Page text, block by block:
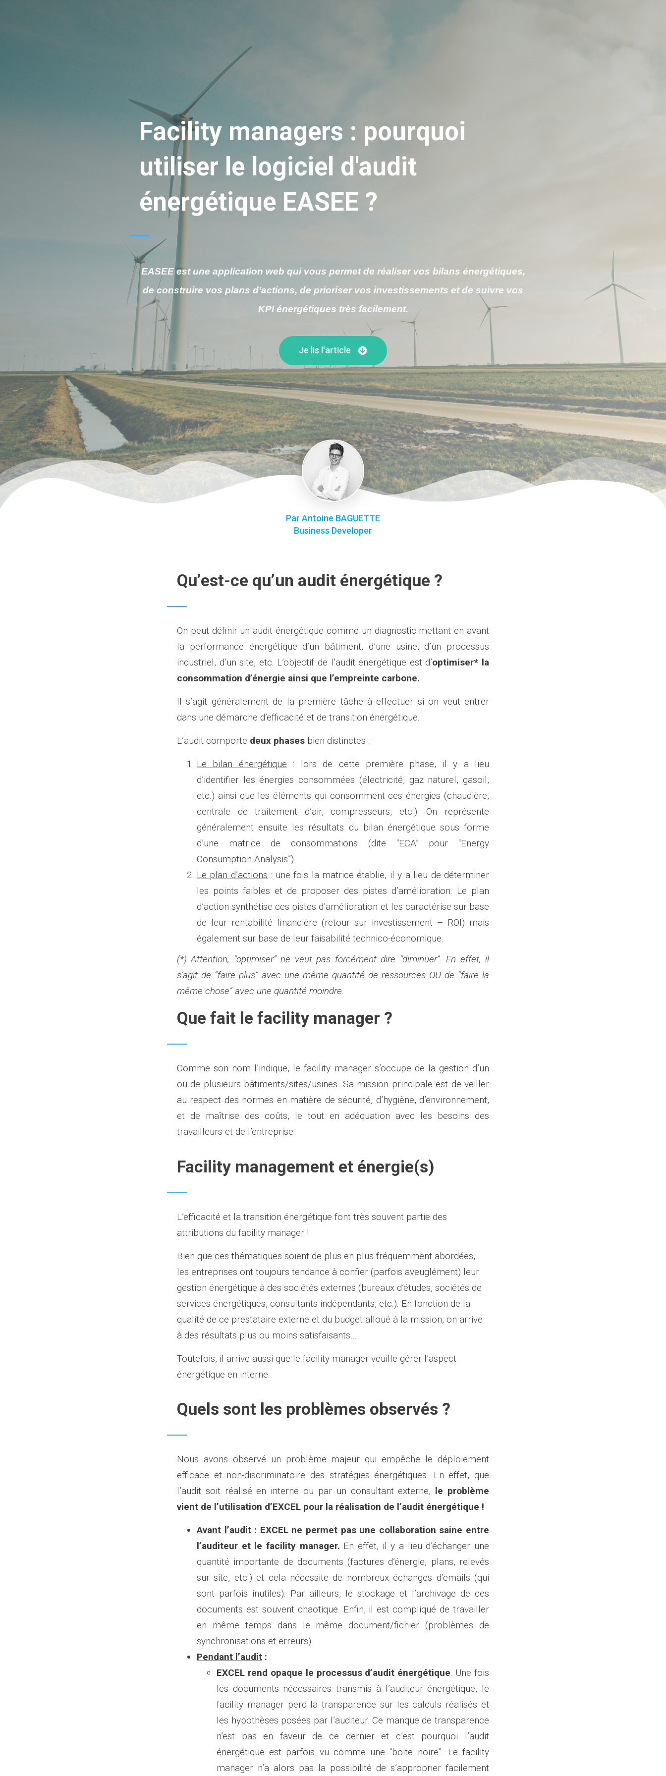
Facility managers : pourquoi
utiliser le logiciel d'audit
énergétique EASEE ?
EASEE est une application web qui vous permet de réaliser vos bilans énergétiques,
de construire vos plans d’actions, de prioriser vos investissements et de suivre vos
KPI énergétiques très facilement.
Je lis l'article
Par Antoine BAGUETTE
Business Developer
Qu’est-ce qu’un audit énergétique ?
On peut définir un audit énergétique comme un diagnostic mettant en avant
la performance énergétique d’un bâtiment, d’une usine, d’un processus
industriel, d’un site, etc. L’objectif de l’audit énergétique est d’optimiser* la
consommation d’énergie ainsi que l’empreinte carbone.
Il s’agit généralement de la première tâche à effectuer si on veut entrer
dans une démarche d’efficacité et de transition énergétique.
L’audit comporte deux phases bien distinctes :
Le bilan énergétique : lors de cette première phase, il y a lieu
d’identifier les énergies consommées (électricité, gaz naturel, gasoil,
etc.) ainsi que les éléments qui consomment ces énergies (chaudière,
centrale de traitement d’air, compresseurs, etc.). On représente
généralement ensuite les résultats du bilan énergétique sous forme
d’une matrice de consommations (dite “ECA” pour “Energy
Consumption Analysis”).
Le plan d’actions : une fois la matrice établie, il y a lieu de déterminer
les points faibles et de proposer des pistes d’amélioration. Le plan
d’action synthétise ces pistes d’amélioration et les caractérise sur base
de leur rentabilité financière (retour sur investissement – ROI) mais
également sur base de leur faisabilité technico-économique.
(*) Attention, “optimiser” ne veut pas forcément dire “diminuer”. En effet, il
s’agit de “faire plus” avec une même quantité de ressources OU de “faire la
même chose” avec une quantité moindre.
Que fait le facility manager ?
Comme son nom l’indique, le facility manager s’occupe de la gestion d’un
ou de plusieurs bâtiments/sites/usines. Sa mission principale est de veiller
au respect des normes en matière de sécurité, d’hygiène, d’environnement,
et de maîtrise des coûts, le tout en adéquation avec les besoins des
travailleurs et de l’entreprise.
Facility management et énergie(s)
L’efficacité et la transition énergétique font très souvent partie des
attributions du facility manager !
Bien que ces thématiques soient de plus en plus fréquemment abordées,
les entreprises ont toujours tendance à confier (parfois aveuglément) leur
gestion énergétique à des sociétés externes (bureaux d’études, sociétés de
services énergétiques, consultants indépendants, etc.). En fonction de la
qualité de ce prestataire externe et du budget alloué à la mission, on arrive
à des résultats plus ou moins satisfaisants…
Toutefois, il arrive aussi que le facility manager veuille gérer l’aspect
énergétique en interne.
Quels sont les problèmes observés ?
Nous avons observé un problème majeur qui empêche le déploiement
efficace et non-discriminatoire des stratégies énergétiques. En effet, que
l’audit soit réalisé en interne ou par un consultant externe, le problème
vient de l’utilisation d’EXCEL pour la réalisation de l’audit énergétique !
Avant l’audit: EXCEL ne permet pas une collaboration saine entre
l’auditeur et le facility manager. En effet, il y a lieu d’échanger une
quantité importante de documents (factures d’énergie, plans, relevés
sur site, etc.) et cela nécessite de nombreux échanges d’emails (qui
sont parfois inutiles). Par ailleurs, le stockage et l’archivage de ces
documents est souvent chaotique. Enfin, il est compliqué de travailler
en même temps dans le même document/fichier (problèmes de
synchronisations et erreurs).
Pendant l’audit :
EXCEL rend opaque le processus d’audit énergétique. Une fois
les documents nécessaires transmis à l’auditeur énergétique, le
facility manager perd la transparence sur les calculs réalisés et
les hypothèses posées par l’auditeur. Ce manque de transparence
n’est pas en faveur de ce dernier et c’est pourquoi l’audit
énergétique est parfois vu comme une “boite noire”. Le facility
manager n’a alors pas la possibilité de s’approprier facilement